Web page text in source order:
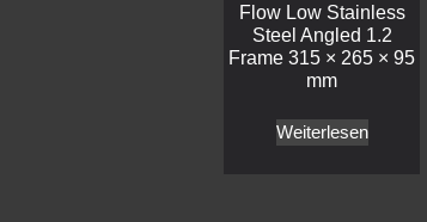
Flow Low Stainless
Steel Angled 1.2
Frame 315 × 265 × 95
mm
Weiterlesen